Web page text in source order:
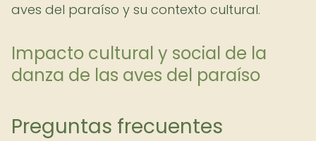
aves del paraíso y su contexto cultural.
Impacto cultural y social de la
danza de las aves del paraíso
Preguntas frecuentes